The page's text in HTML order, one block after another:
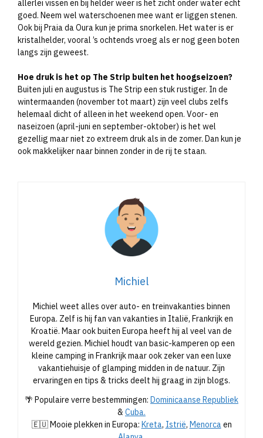
allerlei vissen en bij helder weer is het zicht onder water echt
goed. Neem wel waterschoenen mee want er liggen stenen.
Ook bij Praia da Oura kun je prima snorkelen. Het water is er
kristalhelder, vooral ’s ochtends vroeg als er nog geen boten
langs zijn geweest.
Hoe druk is het op The Strip buiten het hoogseizoen?
Buiten juli en augustus is The Strip een stuk rustiger. In de
wintermaanden (november tot maart) zijn veel clubs zelfs
helemaal dicht of alleen in het weekend open. Voor- en
naseizoen (april-juni en september-oktober) is het wel
gezellig maar niet zo extreem druk als in de zomer. Dan kun je
ook makkelijker naar binnen zonder in de rij te staan.
Michiel
Michiel weet alles over auto- en treinvakanties binnen
Europa. Zelf is hij fan van vakanties in Italië, Frankrijk en
Kroatië. Maar ook buiten Europa heeft hij al veel van de
wereld gezien. Michiel houdt van basic-kamperen op een
kleine camping in Frankrijk maar ook zeker van een luxe
vakantiehuisje of glamping midden in de natuur. Zijn
ervaringen en tips & tricks deelt hij graag in zijn blogs.
🌴 Populaire verre bestemmingen: Dominicaanse Republiek
& Cuba.
🇪🇺 Mooie plekken in Europa: Kreta, Istrië, Menorcaen